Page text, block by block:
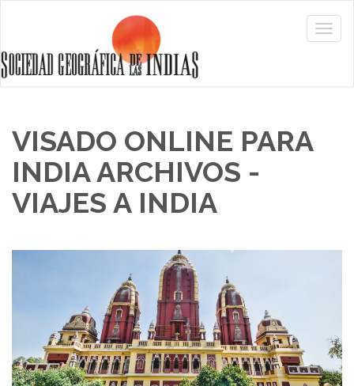
VISADO ONLINE PARA
INDIA ARCHIVOS -
VIAJES A INDIA